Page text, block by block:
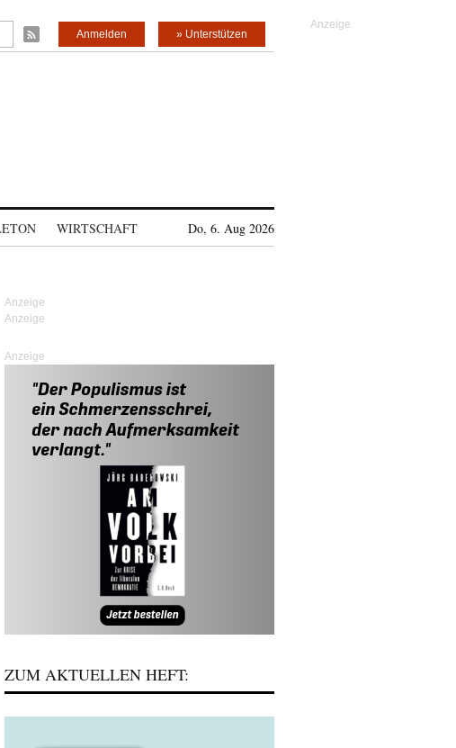
» Unterstützen
Anmelden
WIRTSCHAFT Do, 6. Aug 2026
Anzeige
ZUM AKTUELLEN HEFT: